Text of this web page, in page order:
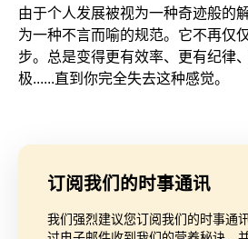
由于个人发展被视为一种奇迹般的
为一种不言而喻的规范。它不再仅
步。总是变得更有效率、更有纪律
极......直到你完全失去这种感觉。
订阅我们的时事通讯
我们强烈建议您订阅我们的时事通